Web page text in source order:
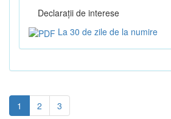
Declaraţii de interese
La 30 de zile de la numire
1 2 3